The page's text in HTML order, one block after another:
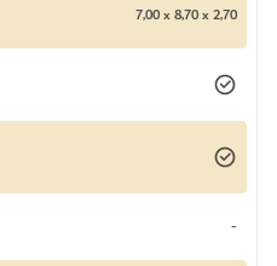
7,00 x 8,70 x 2,70
-